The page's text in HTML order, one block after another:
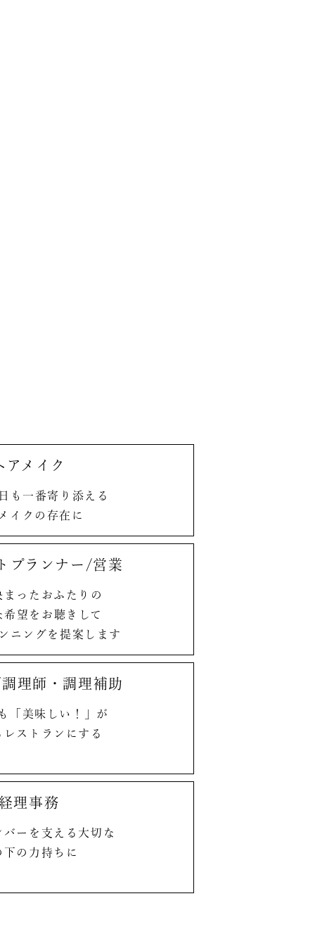
アメイク
も 一番寄り添える
イクの存在に
プランナー/営業
まった おふたりの
希望を お聴きして
ニングを 提案します
調理師・調理補助
「美味しい！」が
レストランにする
理事務
ーを支える 大切な
下の力持ちに